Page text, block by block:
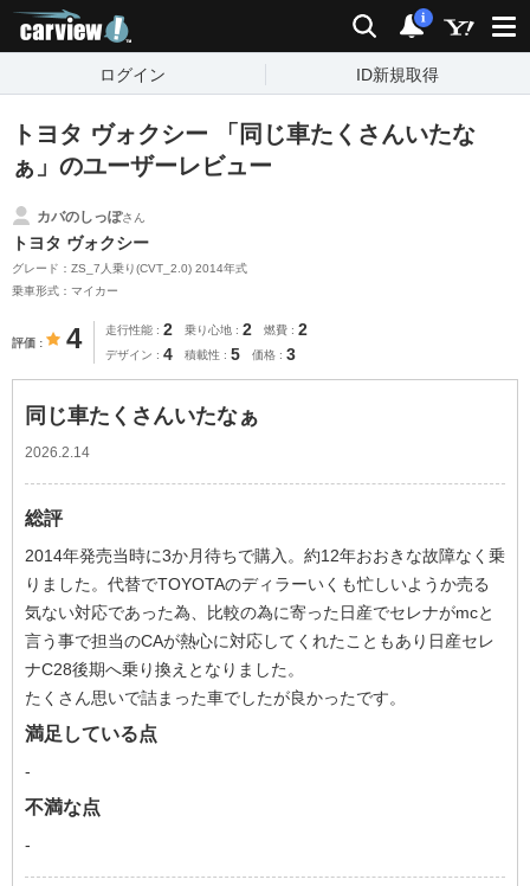
検索 通知
i
ログイン ID新規取得
トヨタ ヴォクシー 「同じ車たくさんいたな
ぁ」のユーザーレビュー
カバのしっぽさん
トヨタ ヴォクシー
グレード：ZS_7人乗り(CVT_2.0) 2014年式
乗車形式：マイカー
評価 4 走行性能 2 乗り心地 2 燃費 2
デザイン 4 積載性 5 価格 3
同じ車たくさんいたなぁ
2026.2.14
総評
2014年発売当時に3か月待ちで購入。約12年おおきな故障なく乗
りました。代替でTOYOTAのディラーいくも忙しいようか売る
気ない対応であった為、比較の為に寄った日産でセレナがmcと
言う事で担当のCAが熱心に対応してくれたこともあり日産セレ
ナC28後期へ乗り換えとなりました。
たくさん思いで詰まった車でしたが良かったです。
満足している点
-
不満な点
-